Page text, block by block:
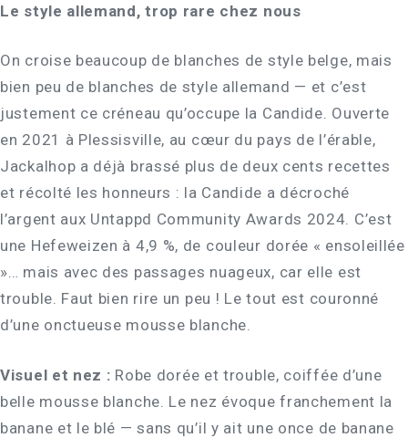
Le style allemand, trop rare chez nous
On croise beaucoup de blanches de style belge, mais
bien peu de blanches de style allemand — et c’est
justement ce créneau qu’occupe la Candide. Ouverte
en 2021 à Plessisville, au cœur du pays de l’érable,
Jackalhop a déjà brassé plus de deux cents recettes
et récolté les honneurs : la Candide a décroché
l’argent aux Untappd Community Awards 2024. C’est
une Hefeweizen à 4,9 %, de couleur dorée « ensoleillée
»… mais avec des passages nuageux, car elle est
trouble. Faut bien rire un peu ! Le tout est couronné
d’une onctueuse mousse blanche.
Visuel et nez : Robe dorée et trouble, coiffée d’une
belle mousse blanche. Le nez évoque franchement la
banane et le blé — sans qu’il y ait une once de banane